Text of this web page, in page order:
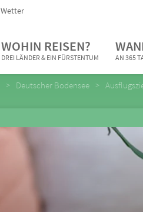
Wetter
WOHIN REISEN?
DREI LÄNDER & EIN FÜRSTENTUM AN 365
Deutscher Bodensee